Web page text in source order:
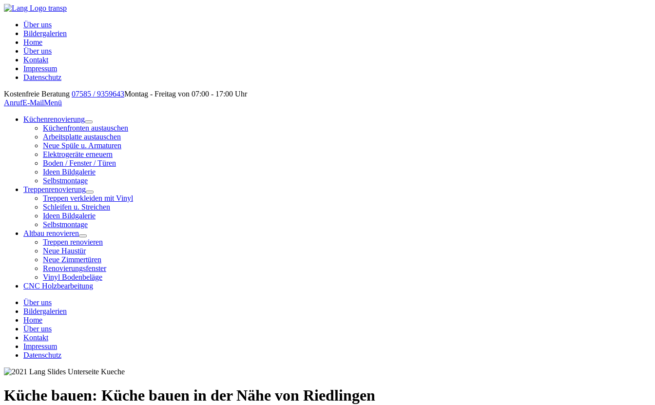
Über uns
Bildergalerien
Home
Über uns
Kontakt
Impressum
Datenschutz
Kostenfreie Beratung 07585 / 9359643Montag - Freitag von 07:00 - 17:00 Uhr
AnrufE-MailMenü
Küchenrenovierung
Küchenfronten austauschen
Arbeitsplatte austauschen
Neue Spüle u. Armaturen
Elektrogeräte erneuern
Boden / Fenster / Türen
Ideen Bildgalerie
Selbstmontage
Treppenrenovierung
Treppen verkleiden mit Vinyl
Schleifen u. Streichen
Ideen Bildgalerie
Selbstmontage
Altbau renovieren
Treppen renovieren
Neue Haustür
Neue Zimmertüren
Renovierungsfenster
Vinyl Bodenbeläge
CNC Holzbearbeitung
Über uns
Bildergalerien
Home
Über uns
Kontakt
Impressum
Datenschutz
Küche bauen: Küche bauen in der Nähe von Riedlingen